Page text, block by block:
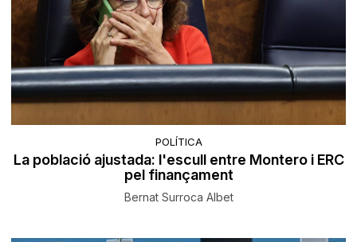
POLÍTICA
La població ajustada: l'escull entre Montero i ERC
pel finançament
Bernat Surroca Albet